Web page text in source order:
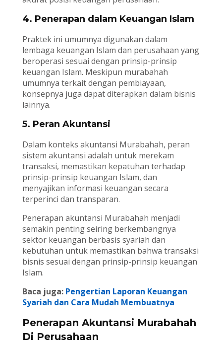
4. Penerapan dalam Keuangan Islam
Praktek ini umumnya digunakan dalam
lembaga keuangan Islam dan perusahaan yang
beroperasi sesuai dengan prinsip-prinsip
keuangan Islam. Meskipun murabahah
umumnya terkait dengan pembiayaan,
konsepnya juga dapat diterapkan dalam bisnis
lainnya.
5. Peran Akuntansi
Dalam konteks akuntansi Murabahah, peran
sistem akuntansi adalah untuk merekam
transaksi, memastikan kepatuhan terhadap
prinsip-prinsip keuangan Islam, dan
menyajikan informasi keuangan secara
terperinci dan transparan.
Penerapan akuntansi Murabahah menjadi
semakin penting seiring berkembangnya
sektor keuangan berbasis syariah dan
kebutuhan untuk memastikan bahwa transaksi
bisnis sesuai dengan prinsip-prinsip keuangan
Islam.
Baca juga: Pengertian Laporan Keuangan
Syariah dan Cara Mudah Membuatnya
Penerapan Akuntansi Murabahah
Di Perusahaan